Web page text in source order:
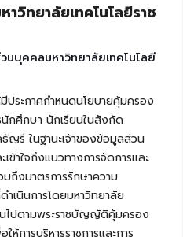
วิทยาลัยเทคโนโลยีราช
นบุคคลมหาวิทยาลัยเทคโนโลยี
กาศกำหนดนโยบายคุ้มครอง
กศึกษา นักเรียนในสังกัด
ญรี ในฐานะเจ้าของข้อมูลส่วน
ข้าใจถึงแนวทางการจัดการและ
ถึงมาตรการรักษาความ
เนินการโดยมหาวิทยาลัย
ไปตามพระราชบัญญัติคุ้มครอง
การบริหารราชการและการ